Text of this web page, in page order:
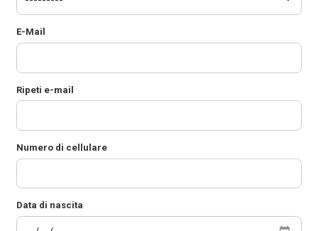
E-Mail
Ripeti e-mail
Numero di cellulare
Data di nascita